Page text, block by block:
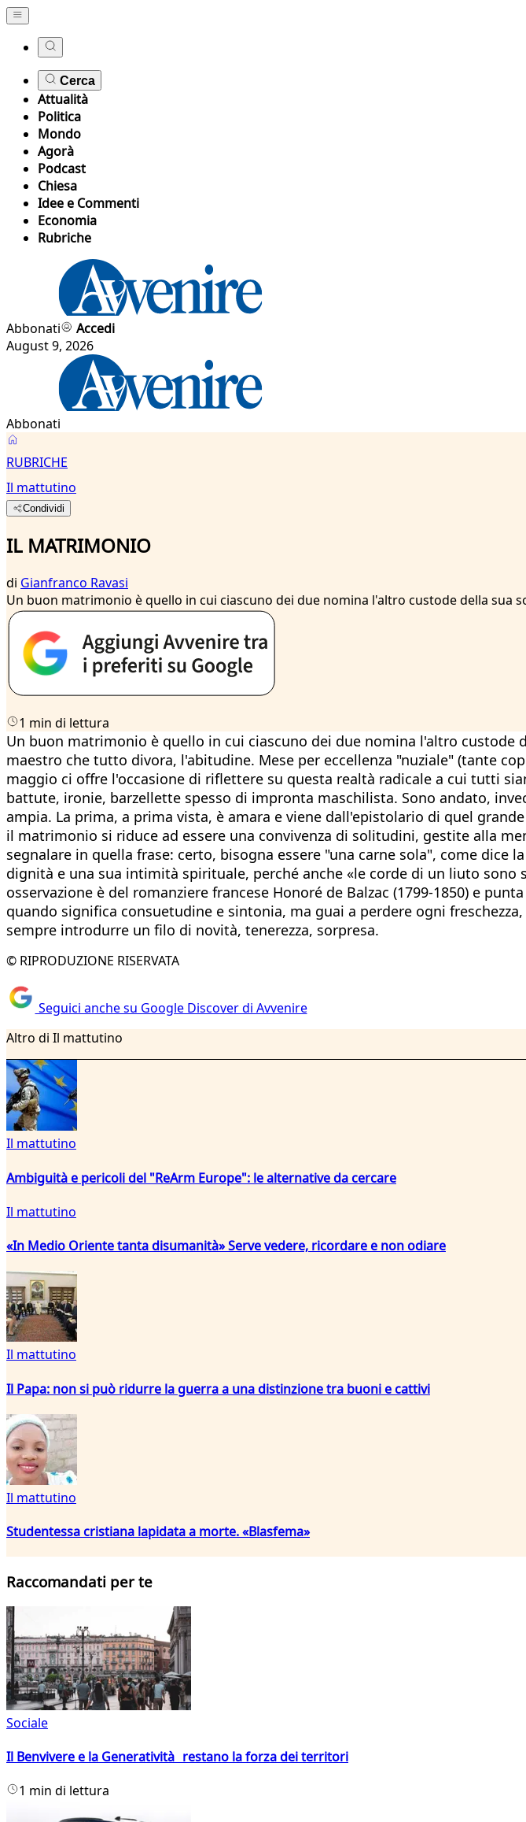
Cerca
Attualità
Politica
Mondo
Agorà
Podcast
Chiesa
Idee e Commenti
Economia
Rubriche
Abbonati
Accedi
August 9, 2026
Abbonati
RUBRICHE
Il mattutino
Condividi
IL MATRIMONIO
di Gianfranco Ravasi
Un buon matrimonio è quello in cui ciascuno dei due nomina l'altro custode della sua
1 min di lettura
Un buon matrimonio è quello in cui ciascuno dei due nomina l'altro
maestro che tutto divora, l'abitudine. Mese per eccellenza "nuziale" (tante
maggio ci offre l'occasione di riflettere su questa realtà radicale a cui tutti
battute, ironie, barzellette spesso di impronta maschilista. Sono andato,
ampia. La prima, a prima vista, è amara e viene dall'epistolario di quel
il matrimonio si riduce ad essere una convivenza di solitudini, gestite alla
segnalare in quella frase: certo, bisogna essere "una carne sola", come
dignità e una sua intimità spirituale, perché anche «le corde di un liuto sono
osservazione è del romanziere francese Honoré de Balzac (1799-1850) e
quando significa consuetudine e sintonia, ma guai a perdere ogni
sempre introdurre un filo di novità, tenerezza, sorpresa.
© RIPRODUZIONE RISERVATA
Seguici anche su Google Discover di Avvenire
Altro di Il mattutino
Il mattutino
Ambiguità e pericoli del "ReArm Europe": le alternative da cercare
Il mattutino
«In Medio Oriente tanta disumanità» Serve vedere, ricordare e non odiare
Il mattutino
Il Papa: non si può ridurre la guerra a una distinzione tra buoni e cattivi
Il mattutino
Studentessa cristiana lapidata a morte. «Blasfema»
Raccomandati per te
Sociale
Il Benvivere e la Generatività restano la forza dei territori
1 min di lettura